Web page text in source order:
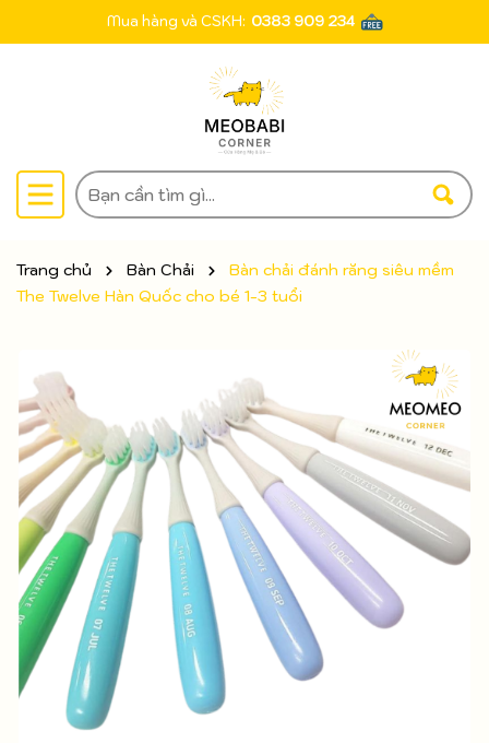
Mua hàng và CSKH: 0383 909 234
Trang chủ Bàn Chải
Bàn chải đánh răng siêu mềm
The Twelve Hàn Quốc cho bé 1-3 tuổi